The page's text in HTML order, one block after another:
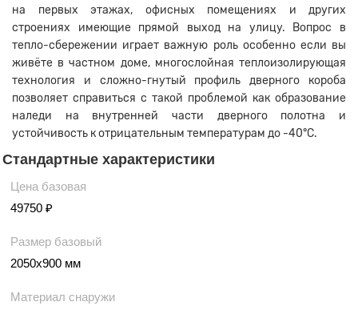
на первых этажах, офисных помещениях и других
строениях имеющие прямой выход на улицу. Вопрос в
тепло-сбережении играет важную роль особенно если вы
живёте в частном доме, многослойная теплоизолирующая
технология и сложно-гнутый профиль дверного короба
позволяет справиться с такой проблемой как образование
наледи на внутренней части дверного полотна и
устойчивость к отрицательным температурам до -40°C.
Стандартные характеристики
Цена базовая
49750 ₽
Размер базовый
2050х900 мм
Материал снаружи